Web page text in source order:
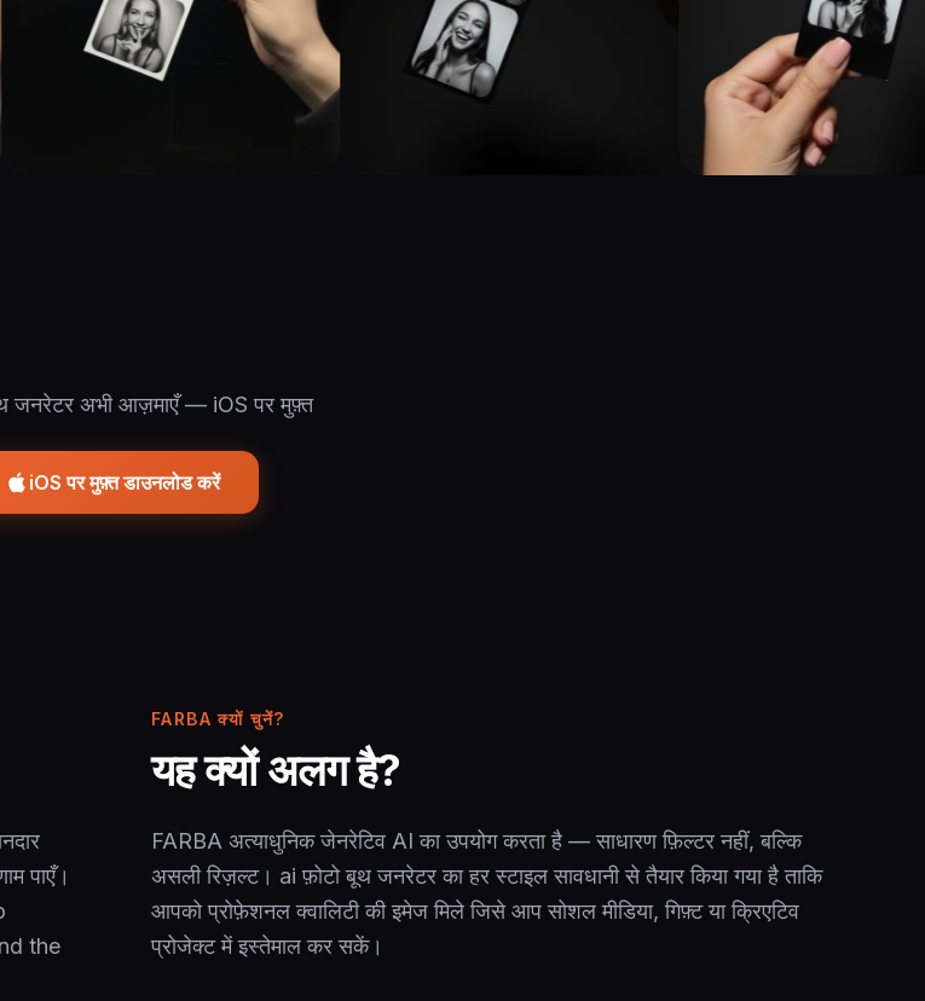
जनरेटर अभी आज़माएँ — iOS पर मुफ़्त
iOS पर मुफ़्त डाउनलोड करें
पाएँ।
the
FARBA क्यों चुनें?
यह क्यों अलग है?
FARBA अत्याधुनिक जेनरेटिव AI का उपयोग करता है — साधारण फ़िल्टर नहीं, बल्कि
असली रिज़ल्ट। ai फ़ोटो बूथ जनरेटर का हर स्टाइल सावधानी से तैयार किया गया है ताकि
आपको प्रोफ़ेशनल क्वालिटी की इमेज मिले जिसे आप सोशल मीडिया, गिफ़्ट या क्रिएटिव
प्रोजेक्ट में इस्तेमाल कर सकें।